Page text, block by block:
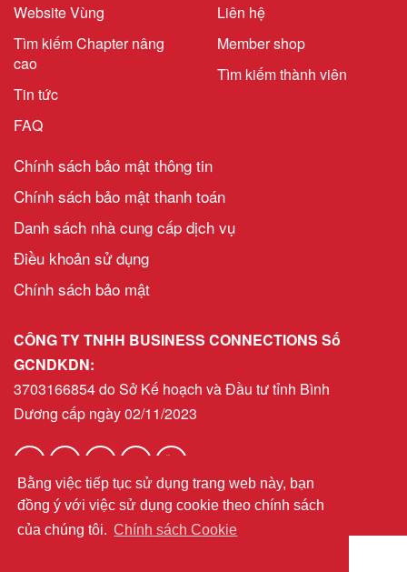
Bằng việc tiếp tục sử dụng trang web này, bạn
đồng ý với việc sử dụng cookie theo chính sách
của chúng tôi. Chính sách Cookie
Website Vùng
Tìm kiếm Chapter nâng
cao
Tin tức
FAQ
Liên hệ
Member shop
Tìm kiếm thành viên
Chính sách bảo mật thông tin
Chính sách bảo mật thanh toán
Danh sách nhà cung cấp dịch vụ
Điều khoản sử dụng
Chính sách bảo mật
CÔNG TY TNHH BUSINESS CONNECTIONS Số
GCNDKDN:
3703166854 do Sở Kế hoạch và Đầu tư tỉnh Bình
Dương cấp ngày 02/11/2023
Email: helpdeskvn@bni.com